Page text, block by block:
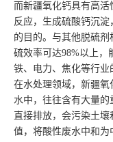
而新疆氧化钙具有高
反应，生成硫酸钙沉
的目的。与其他脱硫
硫效率可达98%以上，
铁、电力、焦化等行业
在水处理领域，新疆
水中，往往含有大量
直接排放，会污染土
值，将酸性废水中和为